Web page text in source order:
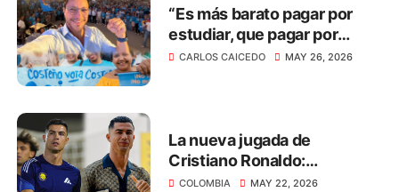
“Es más barato pagar por
estudiar, que pagar por
construir cárceles y
CARLOS CAICEDO MAY 26, 2026
La nueva jugada de
Cristiano Ronaldo:
transmitirá el Mundial 2026
COLOMBIA MAY 22, 2026